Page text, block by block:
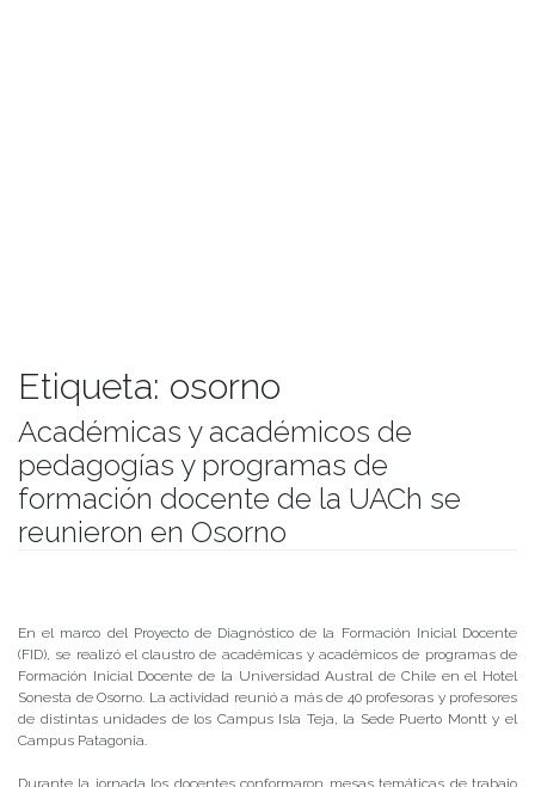
Etiqueta: osorno
Académicas y académicos de
pedagogías y programas de
formación docente de la UACh se
reunieron en Osorno
En el marco del Proyecto de Diagnóstico de la Formación Inicial Docente
(FID), se realizó el claustro de académicas y académicos de programas de
Formación Inicial Docente de la Universidad Austral de Chile en el Hotel
Sonesta de Osorno. La actividad reunió a más de 40 profesoras y profesores
de distintas unidades de los Campus Isla Teja, la Sede Puerto Montt y el
Campus Patagonia.
Durante la jornada los docentes conformaron mesas temáticas de trabajo